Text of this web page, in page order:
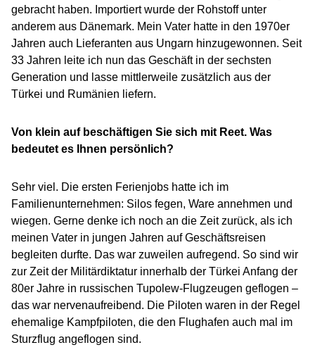
gebracht haben. Importiert wurde der Rohstoff unter
anderem aus Dänemark. Mein Vater hatte in den 1970er
Jahren auch Lieferanten aus Ungarn hinzugewonnen. Seit
33 Jahren leite ich nun das Geschäft in der sechsten
Generation und lasse mittlerweile zusätzlich aus der
Türkei und Rumänien liefern.
Von klein auf beschäftigen Sie sich mit Reet. Was
bedeutet es Ihnen persönlich?
Sehr viel. Die ersten Ferienjobs hatte ich im
Familienunternehmen: Silos fegen, Ware annehmen und
wiegen. Gerne denke ich noch an die Zeit zurück, als ich
meinen Vater in jungen Jahren auf Geschäftsreisen
begleiten durfte. Das war zuweilen aufregend. So sind wir
zur Zeit der Militärdiktatur innerhalb der Türkei Anfang der
80er Jahre in russischen Tupolew-Flugzeugen geflogen –
das war nervenaufreibend. Die Piloten waren in der Regel
ehemalige Kampfpiloten, die den Flughafen auch mal im
Sturzflug angeflogen sind.